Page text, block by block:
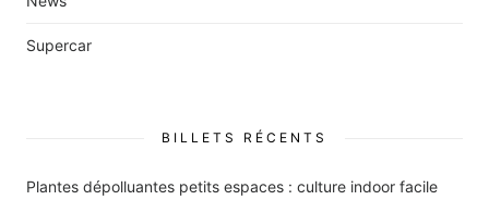
Supercar
BILLETS RÉCENTS
Plantes dépolluantes petits espaces : culture indoor facile